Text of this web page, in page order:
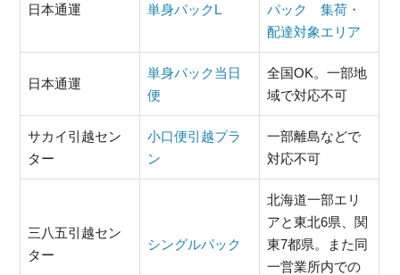
日本通運 単身パックL
パック 集荷・
配達対象エリア
日本通運
単身パック当日
便
全国OK。一部地
域で対応不可
サカイ引越セン
ター
小口便引越プラ
ン
一部離島などで
対応不可
三八五引越セン
ター
シングルパック
北海道一部エリ
アと東北6県、関
東7都県。また同
一営業所内での